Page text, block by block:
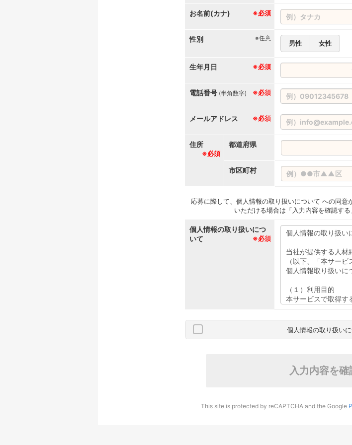
お名前(カナ) ※必須
性別 ※任意
男性 女性
生年月日 ※必須
電話番号 ※必須
(半角数字)
メールアドレス ※必須
住所
※必須
都道府県
市区町村
応募に際して、個人情報の取り扱いについて への同
いただける場合は「入力内容を確認する
個人情報の取り扱いにつ
いて
※必須
個人情報の取り扱い
入力内容を確
This site is protected by reCAPTCHA and the Google